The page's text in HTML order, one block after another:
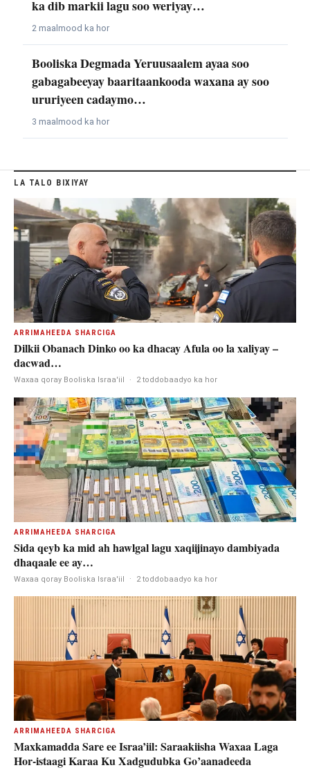
ka dib markii lagu soo weriyay…
2 maalmood ka hor
Booliska Degmada Yeruusaalem ayaa soo
gabagabeeyay baaritaankooda waxana ay soo
ururiyeen cadaymo…
3 maalmood ka hor
LA TALO BIXIYAY
ARRIMAHEEDA SHARCIGA
Dilkii Obanach Dinko oo ka dhacay Afula oo la xaliyay –
dacwad…
Waxaa qoray Booliska Israa'iil · 2 toddobaadyo ka hor
ARRIMAHEEDA SHARCIGA
Sida qeyb ka mid ah hawlgal lagu xaqiijinayo dambiyada
dhaqaale ee ay…
Waxaa qoray Booliska Israa'iil · 2 toddobaadyo ka hor
ARRIMAHEEDA SHARCIGA
Maxkamadda Sare ee Israa’iil: Saraakiisha Waxaa Laga
Hor-istaagi Karaa Ku Xadgudubka Go’aanadeeda